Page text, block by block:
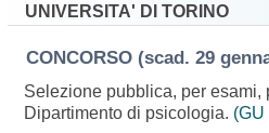
UNIVERSITA' DI TORINO
CONCORSO (scad. 29
Selezione pubblica, per esami,
Dipartimento di psicologia.